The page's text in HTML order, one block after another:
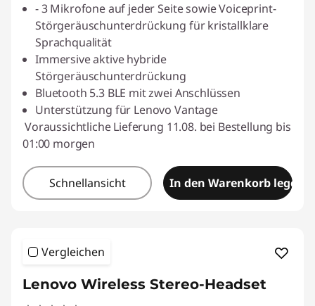
- 3 Mikrofone auf jeder Seite sowie Voiceprint-
Störgeräuschunterdrückung für kristallklare
Sprachqualität
Immersive aktive hybride
Störgeräuschunterdrückung
Bluetooth 5.3 BLE mit zwei Anschlüssen
Unterstützung für Lenovo Vantage
Voraussichtliche Lieferung 11.08. bei Bestellung bis
01:00 morgen
Schnellansicht In den Warenkorb legen
Vergleichen
Lenovo Wireless Stereo-Headset